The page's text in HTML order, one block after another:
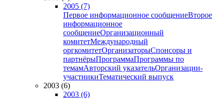
2005 (7)
Первое информационное сообщениеВторое
информационное
сообщениеОрганизационный
комитетМеждународный
оргкомитетОрганизаторыСпонсоры и
партнёрыПрограммаПрограммы по
темамАвторский указательОрганизации-
участникиТематический выпуск
2003 (6)
2003 (6)